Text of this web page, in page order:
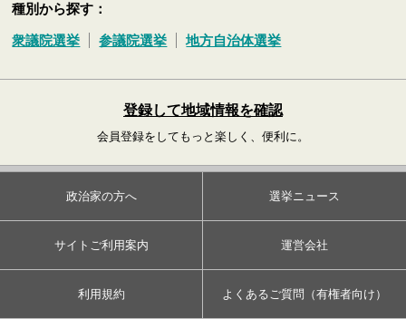
種別から探す：
衆議院選挙 参議院選挙 地方自治体選挙
登録して地域情報を確認
会員登録をしてもっと楽しく、便利に。
政治家の方へ 選挙ニュース
サイトご利用案内 運営会社
利用規約 よくあるご質問（有権者向け）